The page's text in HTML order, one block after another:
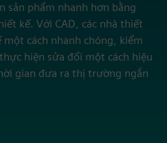
sản phẩm nhanh hơn bằng
kế. Với CAD, các nhà thiết
một cách nhanh chóng, kiểm
hiện sửa đổi một cách hiệu
gian đưa ra thị trường ngắn